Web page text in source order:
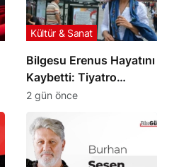
Bilgesu Erenus Hayatını
Kaybetti: Tiyatro
Dünyasının Acı Kaybı
Kültür & Sanat
2 gün önce